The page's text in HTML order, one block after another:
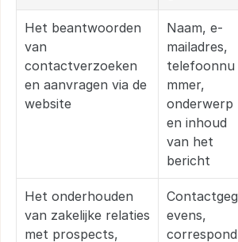
Het beantwoorden
van
contactverzoeken
en aanvragen via de
website
Naam, e-
mailadres,
telefoonnu
mmer,
onderwerp
en inhoud
van het
bericht
Het onderhouden
van zakelijke relaties
met prospects,
Contactgeg
evens,
correspond